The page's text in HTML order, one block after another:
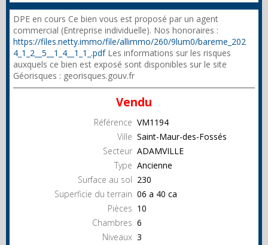
DPE en cours Ce bien vous est proposé par un agent
commercial (Entreprise individuelle). Nos honoraires :
https://files.netty.immo/file/allimmo/260/9lum0/bareme_202
4_1_2__5__1_4__1_1_.pdfLes informations sur les risques
auxquels ce bien est exposé sont disponibles sur le site
Géorisques : georisques.gouv.fr
Vendu
Référence VM1194
Ville Saint-Maur-des-Fossés
Secteur ADAMVILLE
Type Ancienne
Surface au sol 230
Superficie du terrain 06 a 40 ca
Pièces 10
Chambres 6
Niveaux 3